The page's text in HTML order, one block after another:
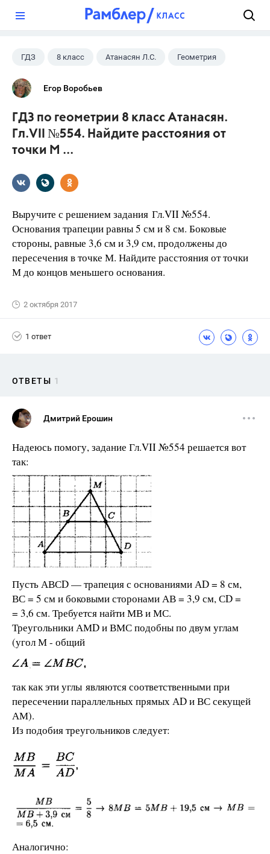
ГДЗ 8 класс Атанасян Л.С. Геометрия
Егор Воробьев
ГДЗ по геометрии 8 класс Атанасян.
Гл.VII №554. Найдите расстояния от
точки М ...
Выручите с решением задания Гл.VII №554.
Основания трапеции равны 5 см и 8 см. Боковые
стороны, равные 3,6 см и 3,9 см, продолжены до
пересечения в точке М. Найдите расстояния от точки
М до концов меньшего основания.
2 октября 2017
1 ответ
ОТВЕТЫ 1
Дмитрий Ерошин
Надеюсь помогу, задание Гл.VII №554 решается вот
так:
Пусть АВСD — трапеция с основаниями АD = 8 см,
ВС = 5 см и боковыми сторонами АВ = 3,9 см, СD =
= 3,6 см. Требуется найти МВ и МС.
Треугольники АМD и ВМС подобны по двум углам
(угол М - общий
так как эти углы являются соответственными при
пересечении параллельных прямых АD и ВС секущей
АМ).
Из подобия треугольников следует:
Аналогично: